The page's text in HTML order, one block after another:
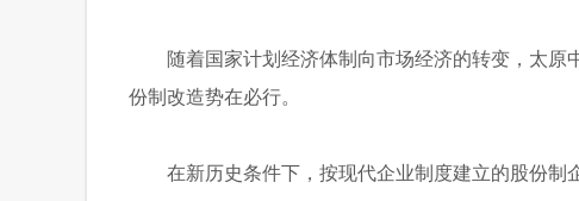
随着国家计划经济体制向市场经济的转变，太
份制改造势在必行。
在新历史条件下，按现代企业制度建立的股份